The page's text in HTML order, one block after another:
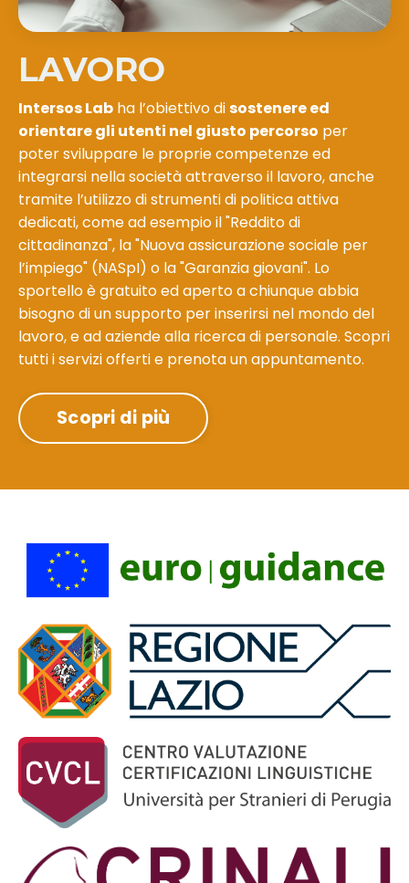
LAVORO
Intersos Lab ha l’obiettivo disostenere ed
orientare gli utenti nel giusto percorso per
poter sviluppare le proprie competenze ed
integrarsi nella società attraverso il lavoro, anche
tramite l’utilizzo di strumenti di politica attiva
dedicati, come ad esempio il "Reddito di
cittadinanza", la "Nuova assicurazione sociale per
l’impiego" (NASpI) o la "Garanzia giovani". Lo
sportello è gratuito ed aperto a chiunque abbia
bisogno di un supporto per inserirsi nel mondo del
lavoro, e ad aziende alla ricerca di personale. Scopri
tutti i servizi offerti e prenota un appuntamento.
Scopri di più